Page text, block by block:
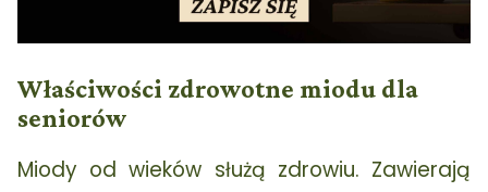
Właściwości zdrowotne miodu dla
seniorów
Miody od wieków służą zdrowiu. Zawierają